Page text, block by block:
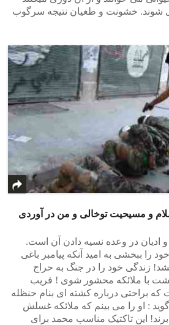
شوند. خشونت و طغیان نتیجه سرگوب
و مسیحیت توخالی و من در آوردی
و ادیان در وعده نسیه دادن آن است.
را ببخشی به امید آنکه پیامبر باغی
زندگی خود را در جنگ به حراج
با ملائکه محشور شوی ! فریب
براحتی درباره کشته ای بنام حنظله
: او را می بینم که ملائکه غسلش
این تاکتیک مناسب محمد برای